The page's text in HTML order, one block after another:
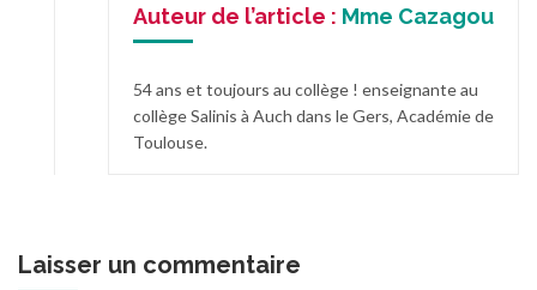
Auteur de l’article : Mme Cazagou
54 ans et toujours au collège ! enseignante au
collège Salinis à Auch dans le Gers, Académie de
Toulouse.
Laisser un commentaire